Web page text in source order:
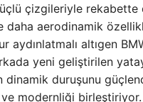
çizgileriyle rekabette
daha aerodinamik
altıgen
yeni geliştirilen
duruşunu
ve modernliği